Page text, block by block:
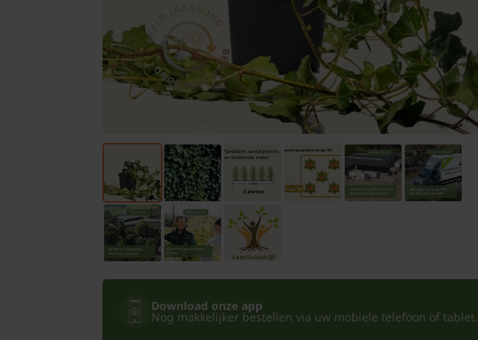
Leibomen
Bloembollen
Kamerplanten
Bloempotten
Download onze app
Nog makkelijker bestellen via uw mobiele telefoon of tablet.